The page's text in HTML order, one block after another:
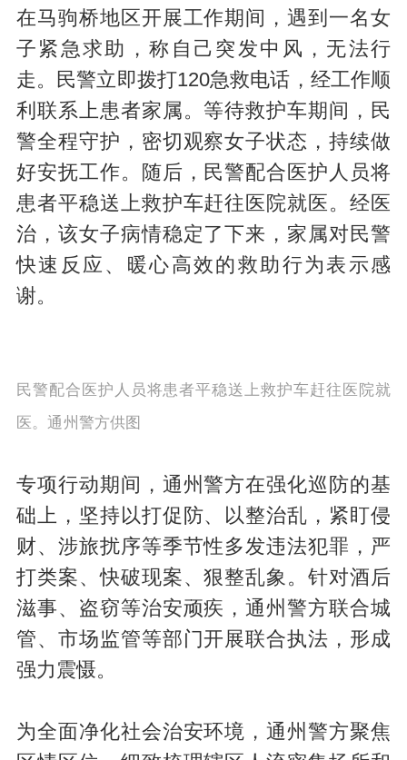
在马驹桥地区开展工作期间，遇到一名女
子紧急求助，称自己突发中风，无法行
走。民警立即拨打120急救电话，经工作顺
利联系上患者家属。等待救护车期间，民
警全程守护，密切观察女子状态，持续做
好安抚工作。随后，民警配合医护人员将
患者平稳送上救护车赶往医院就医。经医
治，该女子病情稳定了下来，家属对民警
快速反应、暖心高效的救助行为表示感
谢。
民警配合医护人员将患者平稳送上救护车赶往医院就
医。通州警方供图
专项行动期间，通州警方在强化巡防的基
础上，坚持以打促防、以整治乱，紧盯侵
财、涉旅扰序等季节性多发违法犯罪，严
打类案、快破现案、狠整乱象。针对酒后
滋事、盗窃等治安顽疾，通州警方联合城
管、市场监管等部门开展联合执法，形成
强力震慑。
为全面净化社会治安环境，通州警方聚焦